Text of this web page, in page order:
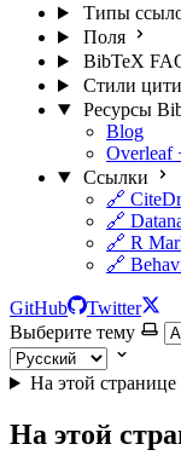
Типы
Поля
BibTeX
Стили
Ресурсы
Blog
Overleaf
Ссылки
🔗
🔗
🔗 R
🔗
GitHub
Twitter
Выберите тему
На этой странице
На этой